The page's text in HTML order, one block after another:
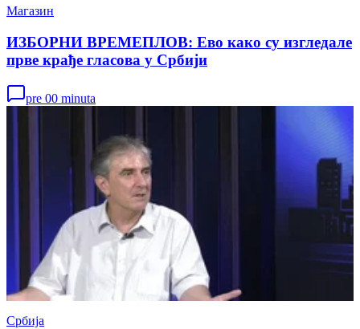
Магазин
ИЗБОРНИ ВРЕМЕПЛОВ: Ево како су изгледале
прве крађе гласова у Србији
pre 00 minuta
Србија